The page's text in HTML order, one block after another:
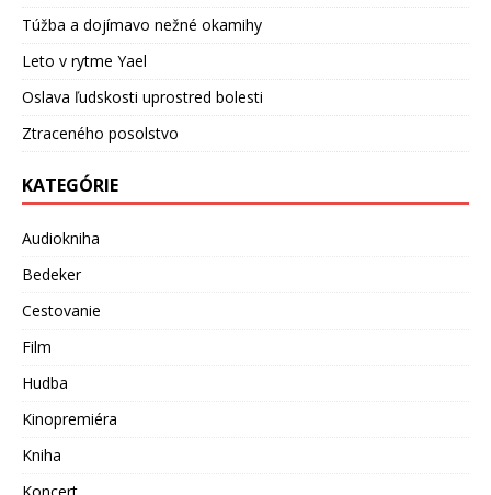
Túžba a dojímavo nežné okamihy
Leto v rytme Yael
Oslava ľudskosti uprostred bolesti
Ztraceného posolstvo
KATEGÓRIE
Audiokniha
Bedeker
Cestovanie
Film
Hudba
Kinopremiéra
Kniha
Koncert